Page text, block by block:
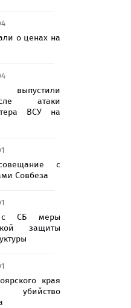
о ценах на
атаки
ВСУ на
с
Совбеза
с СБ меры
защиты
края